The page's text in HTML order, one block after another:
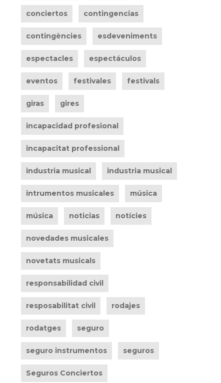
conciertos contingencias
contingències esdeveniments
espectacles espectáculos
eventos festivales festivals
giras gires
incapacidad profesional
incapacitat professional
industria musical industria musical
intrumentos musicales música
música noticias notícies
novedades musicales
novetats musicals
responsabilidad civil
resposabilitat civil rodajes
rodatges seguro
seguro instrumentos seguros
Seguros Conciertos